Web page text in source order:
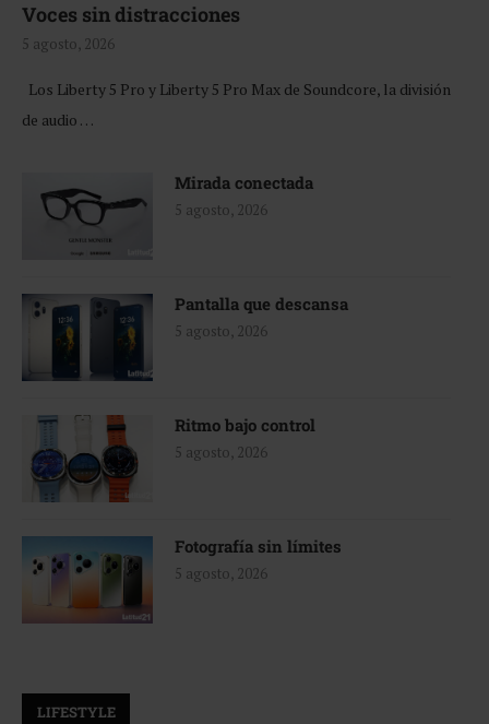
Voces sin distracciones
5 agosto, 2026
Los Liberty 5 Pro y Liberty 5 Pro Max de Soundcore, la división
de audio …
Mirada conectada
5 agosto, 2026
Pantalla que descansa
5 agosto, 2026
Ritmo bajo control
5 agosto, 2026
Fotografía sin límites
5 agosto, 2026
LIFESTYLE